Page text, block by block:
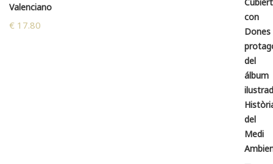
Valenciano
€ 17.80